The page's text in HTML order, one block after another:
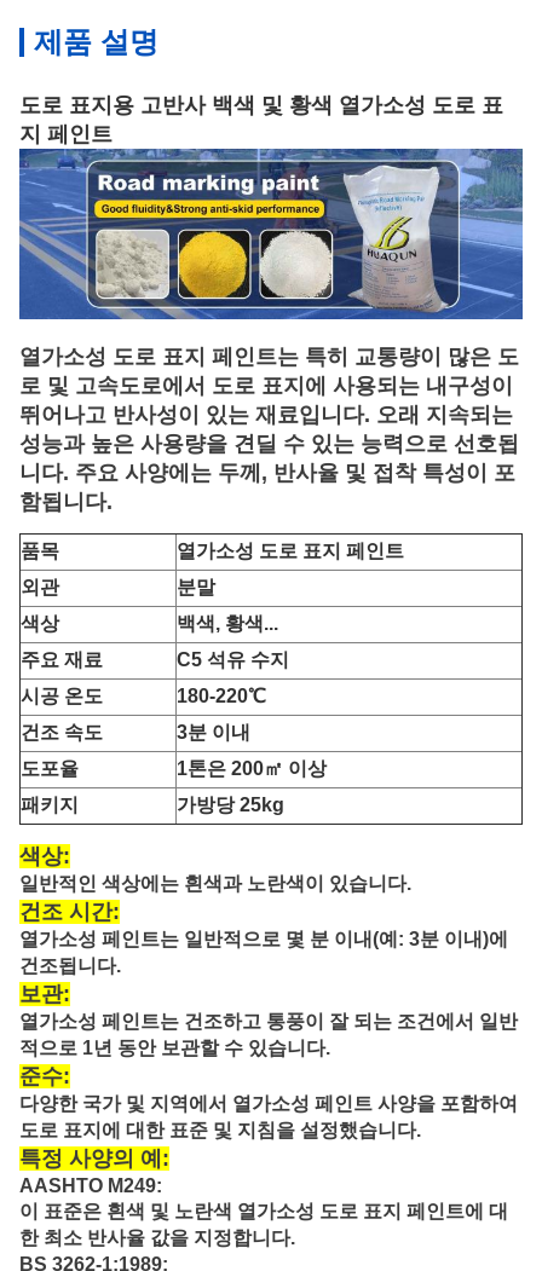
제품 설명
도로 표지용 고반사 백색 및 황색 열가소성 도로 표
지 페인트
열가소성 도로 표지 페인트는 특히 교통량이 많은 도
로 및 고속도로에서 도로 표지에 사용되는 내구성이
뛰어나고 반사성이 있는 재료입니다. 오래 지속되는
성능과 높은 사용량을 견딜 수 있는 능력으로 선호됩
니다. 주요 사양에는 두께, 반사율 및 접착 특성이 포
함됩니다.
품목
열가소성 도로 표지 페인트
외관
분말
색상
백색, 황색...
주요 재료
C5 석유 수지
시공 온도
180-220℃
건조 속도
3분 이내
도포율
1톤은 200㎡ 이상
패키지
가방당 25kg
색상:
일반적인 색상에는 흰색과 노란색이 있습니다.
건조 시간:
열가소성 페인트는 일반적으로 몇 분 이내(예: 3분 이내)에
건조됩니다.
보관:
열가소성 페인트는 건조하고 통풍이 잘 되는 조건에서 일반
적으로 1년 동안 보관할 수 있습니다.
준수:
다양한 국가 및 지역에서 열가소성 페인트 사양을 포함하여
도로 표지에 대한 표준 및 지침을 설정했습니다.
특정 사양의 예:
AASHTO M249:
이 표준은 흰색 및 노란색 열가소성 도로 표지 페인트에 대
한 최소 반사율 값을 지정합니다.
BS 3262-1:1989: